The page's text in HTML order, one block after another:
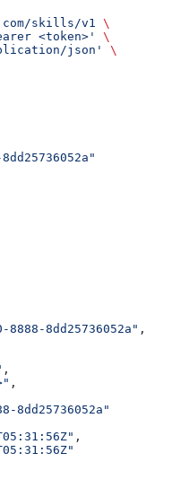
skills/v1 \
<token>'
\
json'
\
8888-8dd25736052a" ,
,
,
8dd25736052a"
,